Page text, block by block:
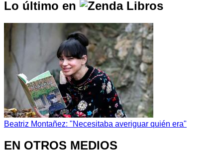
Lo último en
Beatriz Montañez: "Necesitaba averiguar quién era"
EN OTROS MEDIOS